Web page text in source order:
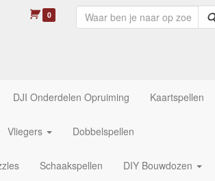
0
DJI Onderdelen Opruiming Kaartspellen
Vliegers Dobbelspellen
Schaakspellen DIY Bouwdozen